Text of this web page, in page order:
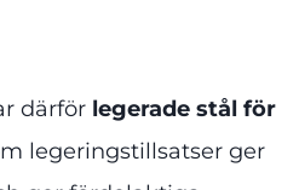
därför legerade stål för
legeringstillsatser ger